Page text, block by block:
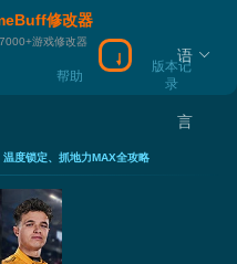
修改器
游戏修改器
帮助
版本记
录
下载Gamebuff
语
言
度锁定、抓地力MAX全攻略